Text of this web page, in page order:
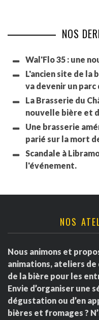
NOS
Wal'Flo 35 : une
L'ancien site de la
va devenir un parc
La Brasserie du
nouvelle bière et
Une brasserie
parié sur la mort
Scandale à
l'événement.
NOS
Nous animons et
animations, ateliers
de la bière pour les
Envie d’organiser une
dégustation ou d’en
bières et fromages ?